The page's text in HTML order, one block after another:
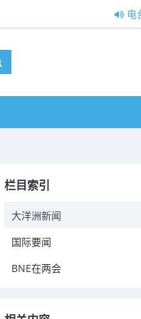
电
栏目索引
大洋洲新闻
国际要闻
BNE在两会